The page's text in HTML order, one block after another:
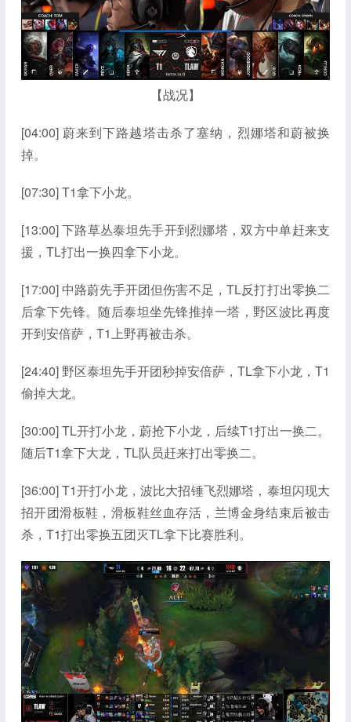
【战况】
[04:00] 蔚来到下路越塔击杀了塞纳，烈娜塔和蔚被换
掉。
[07:30] T1拿下小龙。
[13:00] 下路草丛泰坦先手开到烈娜塔，双方中单赶来支
援，TL打出一换四拿下小龙。
[17:00] 中路蔚先手开团但伤害不足，TL反打打出零换二
后拿下先锋。随后泰坦坐先锋推掉一塔，野区波比再度
开到安倍萨，T1上野再被击杀。
[24:40] 野区泰坦先手开团秒掉安倍萨，TL拿下小龙，T1
偷掉大龙。
[30:00] TL开打小龙，蔚抢下小龙，后续T1打出一换二。
随后T1拿下大龙，TL队员赶来打出零换二。
[36:00] T1开打小龙，波比大招锤飞烈娜塔，泰坦闪现大
招开团滑板鞋，滑板鞋丝血存活，兰博金身结束后被击
杀，T1打出零换五团灭TL拿下比赛胜利。